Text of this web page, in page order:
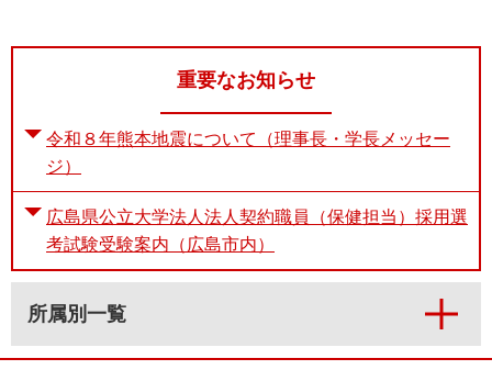
重要なお知らせ
令和８年熊本地震について（理事長・学長メッセー
ジ）
広島県公立大学法人法人契約職員（保健担当）採用選
考試験受験案内（広島市内）
所属別一覧